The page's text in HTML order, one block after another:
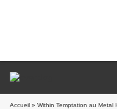
Accueil » Within Temptation au Metal